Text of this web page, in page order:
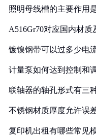
照明母线槽的主要作用
A516Gr70对应国内材
镀镍钢带可以过多少电
计量泵如何达到控制和
联轴器的轴孔形式有三
不锈钢材质厚度允许误
复印机出租有哪些常见